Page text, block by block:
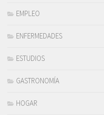
EMPLEO
ENFERMEDADES
ESTUDIOS
GASTRONOMÍA
HOGAR